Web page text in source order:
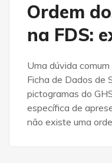
Ordem
na FDS:
Uma dúvida
Ficha de Dados de
pictogramas do
específica de
não existe uma